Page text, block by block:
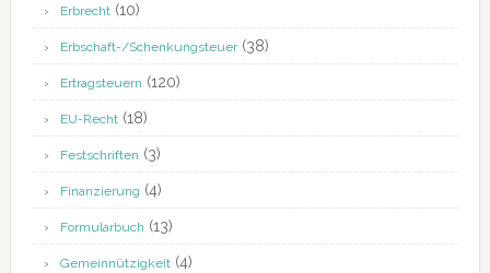
Erbrecht(10)
Erbschaft-/Schenkungsteuer(38)
Ertragsteuern (120)
EU-Recht(18)
Festschriften (3)
Finanzierung (4)
Formularbuch (13)
Gemeinnützigkeit(4)